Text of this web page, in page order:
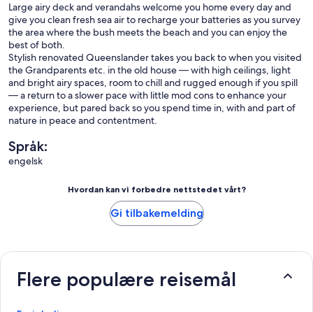
Large airy deck and verandahs welcome you home every day and
give you clean fresh sea air to recharge your batteries as you survey
the area where the bush meets the beach and you can enjoy the
best of both.
Stylish renovated Queenslander takes you back to when you visited
the Grandparents etc. in the old house — with high ceilings, light
and bright airy spaces, room to chill and rugged enough if you spill
— a return to a slower pace with little mod cons to enhance your
experience, but pared back so you spend time in, with and part of
nature in peace and contentment.
Språk:
engelsk
Hvordan kan vi forbedre nettstedet vårt?
Gi tilbakemelding
Flere populære reisemål